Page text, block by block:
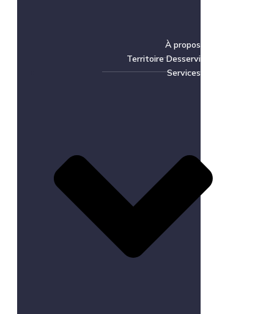
À propos
Territoire Desservi
Services